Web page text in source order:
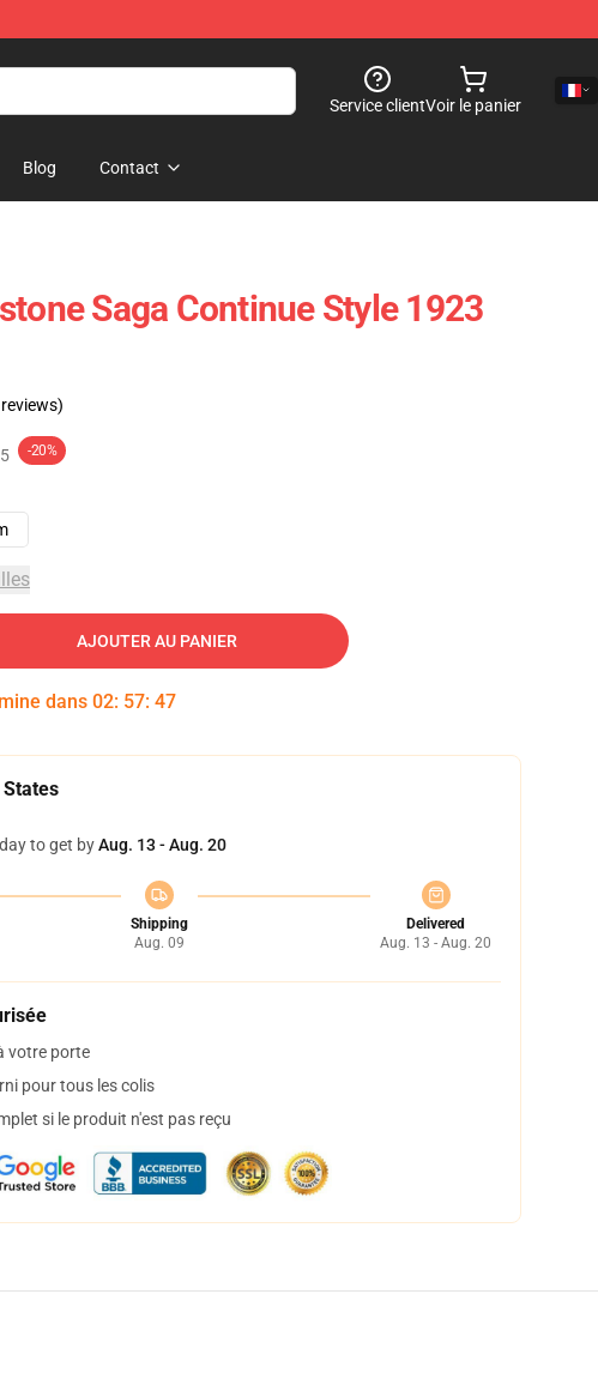
Service clientVoir le panier
Blog Contact
Saga Continue Style 1923
-20%
AJOUTER AU PANIER
dans 02: 57: 46
to get byAug. 13 - Aug. 20
Shipping
Aug. 09
Delivered
Aug. 13 - Aug. 20
votre porte
pour tous les colis
si le produit n'est pas reçu